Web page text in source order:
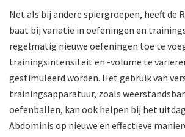
Net als bij andere spiergroepen, heeft de
baat bij variatie in oefeningen en
regelmatig nieuwe oefeningen toe te
trainingsintensiteit en -volume te
gestimuleerd worden. Het gebruik van
trainingsapparatuur, zoals
oefenballen, kan ook helpen bij het
Abdominis op nieuwe en effectieve